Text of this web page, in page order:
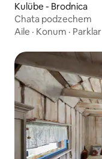
Kulübe - Brodnica
Chata podzechem
Aile · Konum · Parklar